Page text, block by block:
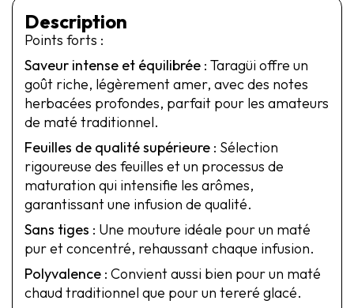
Description
Points forts :
Saveur intense et équilibrée : Taragüi offre un
goût riche, légèrement amer, avec des notes
herbacées profondes, parfait pour les amateurs
de maté traditionnel.
Feuilles de qualité supérieure : Sélection
rigoureuse des feuilles et un processus de
maturation qui intensifie les arômes,
garantissant une infusion de qualité.
Sans tiges : Une mouture idéale pour un maté
pur et concentré, rehaussant chaque infusion.
Polyvalence : Convient aussi bien pour un maté
chaud traditionnel que pour un tereré glacé.